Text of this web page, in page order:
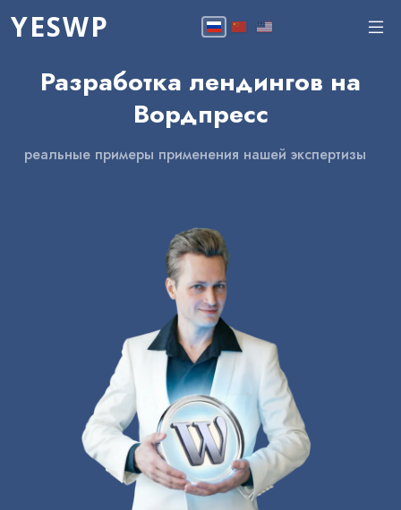
YESWP
Разработка лендингов на
Вордпресс
реальные примеры применения нашей экспертизы